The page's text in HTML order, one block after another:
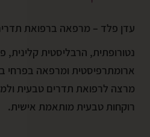
עדן פלד – מרפאה ברפואת
נטורופתית, הרבליסטית קלינית,
ארומתרפיסטית ומרפאה בפרחי
מרצה לרפואת תדרים טבעית
רוקחות טבעית מותאמת אישית.